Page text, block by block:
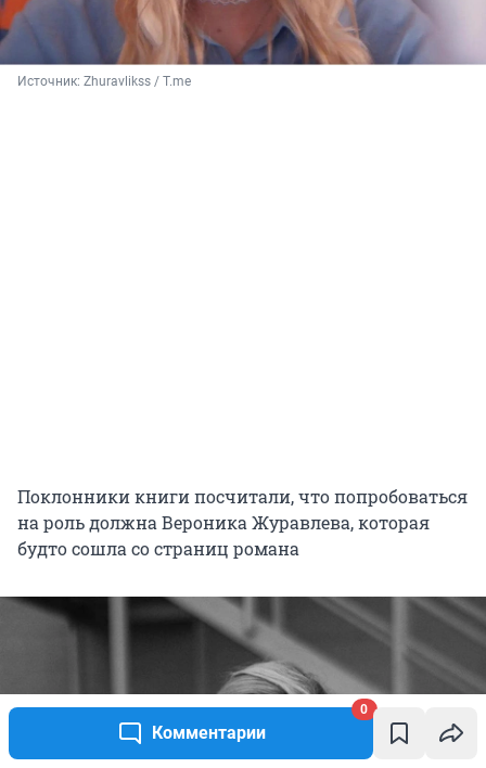
Комментарии
0
Источник: Zhuravlikss / T.me
Поклонники книги посчитали, что попробоваться
на роль должна Вероника Журавлева, которая
будто сошла со страниц романа